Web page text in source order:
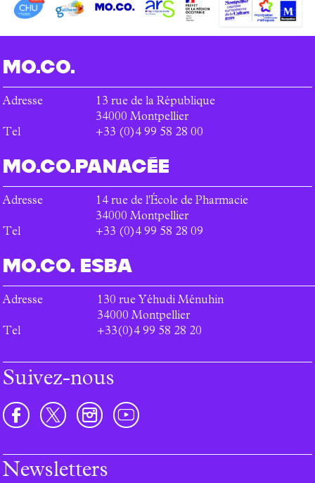
MO.CO.
Adresse
13 rue de la République
34000 Montpellier
Tel
+33 (0)4 99 58 28 00
MO.CO.PANACÉE
Adresse
14 rue de l'École de Pharmacie
34000 Montpellier
Tel
+33 (0)4 99 58 28 09
MO.CO. ESBA
Adresse
130 rue Yéhudi Ménuhin
34000 Montpellier
Tel
+33(0)4 99 58 28 20
Suivez-nous
Newsletters